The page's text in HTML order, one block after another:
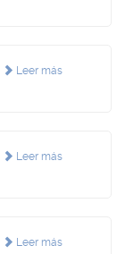
Leer más
Leer más
Leer más